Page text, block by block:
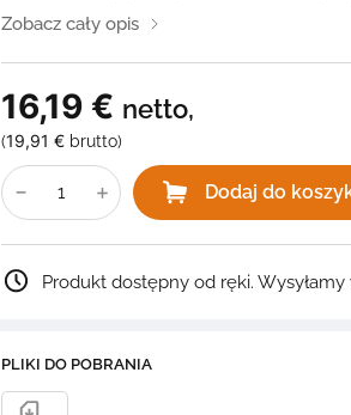
Zobacz cały opis
16,19 € netto,
(19,91 € brutto)
ilość
Płyn
konserwujący
do
spożywczych
oraz
solwentowych
Dodaj do
Produkt dostępny od ręki. Wysyłamy
PLIKI DO POBRANIA